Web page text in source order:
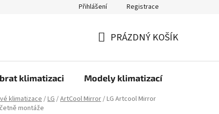
Přihlášení Registrace
KOŠÍK
PRÁZDNÝ KOŠÍK
klimatizaci Modely klimatizací
klimatizace/LG/ArtCool Mirror/LG Artcool Mirror
montáže